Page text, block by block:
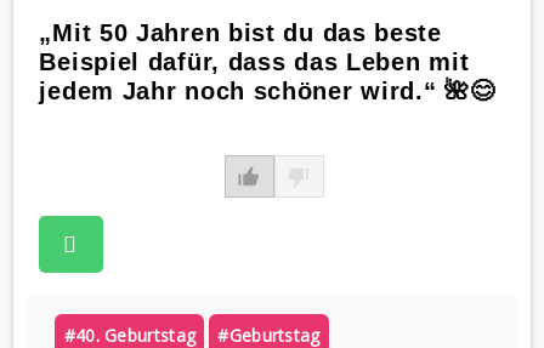
„Mit 50 Jahren bist du das beste
Beispiel dafür, dass das Leben mit
jedem Jahr noch schöner wird.“ 🌺😊
#40. Geburtstag #geburtstag